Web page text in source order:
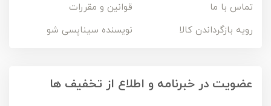
تماس با ما
قوانین و مقررات
رویه بازگرداندن کالا
نویسنده سیناپسی شو
عضویت در خبرنامه و اطلاع از تخفیف ها